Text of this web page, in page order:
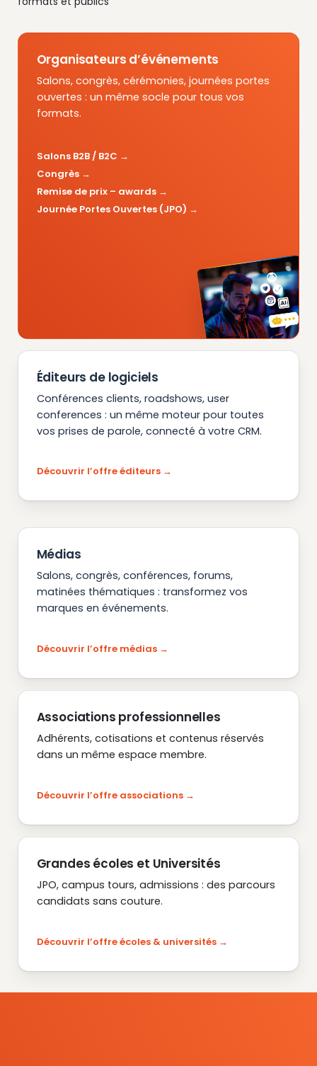
Organisateurs d’événements
Salons, congrès, cérémonies, journées portes
ouvertes : un même socle pour tous vos
formats.
Salons B2B / B2C
Congrès
Remise de prix – awards
Journée Portes Ouvertes (JPO)
Éditeurs de logiciels
Conférences clients, roadshows, user
conferences : un même moteur pour toutes
vos prises de parole, connecté à votre CRM.
Découvrir l’offre éditeurs
Médias
Salons, congrès, conférences, forums,
matinées thématiques : transformez vos
marques en événements.
Découvrir l’offre médias
Associations professionnelles
Adhérents, cotisations et contenus réservés
dans un même espace membre.
Découvrir l’offre associations
Grandes écoles et Universités
JPO, campus tours, admissions : des parcours
candidats sans couture.
Découvrir l’offre écoles & universités